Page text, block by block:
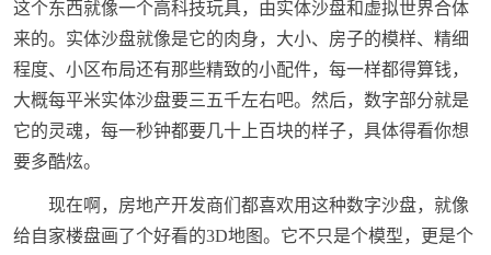
这个东西就像一个高科技玩具，由实体沙盘和虚拟世界合体
来的。实体沙盘就像是它的肉身，大小、房子的模样、精细
程度、小区布局还有那些精致的小配件，每一样都得算钱，
大概每平米实体沙盘要三五千左右吧。然后，数字部分就是
它的灵魂，每一秒钟都要几十上百块的样子，具体得看你想
要多酷炫。
现在啊，房地产开发商们都喜欢用这种数字沙盘，就像
给自家楼盘画了个好看的3D地图。它不只是个模型，更是个